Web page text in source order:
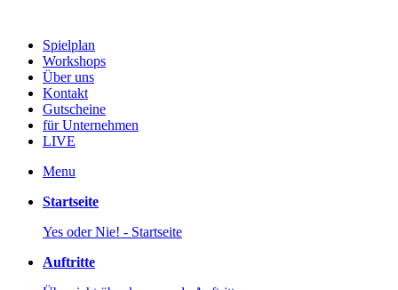
Spielplan
Workshops
Über uns
Kontakt
Gutscheine
für Unternehmen
LIVE
Menu
Startseite
Yes oder Nie! - Startseite
Auftritte